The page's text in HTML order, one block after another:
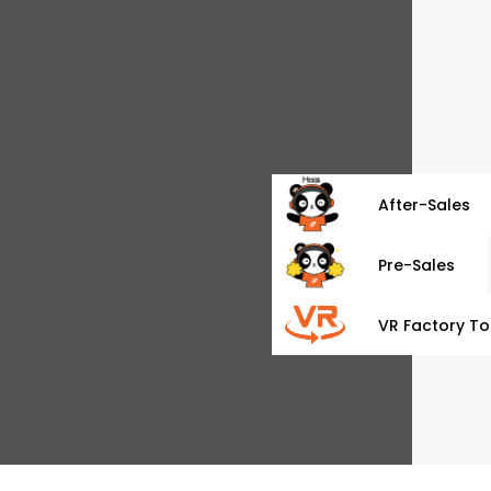
After-Sales
Pre-Sales
VR Factory